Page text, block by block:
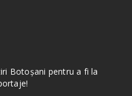
Botoșani pentru a fi la